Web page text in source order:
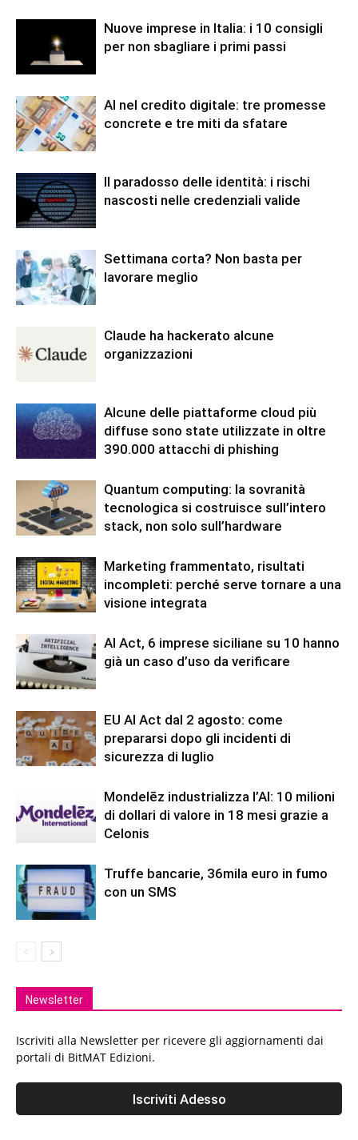
Nuove imprese in Italia: i 10 consigli
per non sbagliare i primi passi
AI nel credito digitale: tre promesse
concrete e tre miti da sfatare
Il paradosso delle identità: i rischi
nascosti nelle credenziali valide
Settimana corta? Non basta per
lavorare meglio
Claude ha hackerato alcune
organizzazioni
Alcune delle piattaforme cloud più
diffuse sono state utilizzate in oltre
390.000 attacchi di phishing
Quantum computing: la sovranità
tecnologica si costruisce sull’intero
stack, non solo sull’hardware
Marketing frammentato, risultati
incompleti: perché serve tornare a una
visione integrata
AI Act, 6 imprese siciliane su 10 hanno
già un caso d’uso da verificare
EU AI Act dal 2 agosto: come
prepararsi dopo gli incidenti di
sicurezza di luglio
Mondelēz industrializza l’AI: 10 milioni
di dollari di valore in 18 mesi grazie a
Celonis
Truffe bancarie, 36mila euro in fumo
con un SMS
Newsletter
Iscriviti alla Newsletter per ricevere gli aggiornamenti dai
portali di BitMAT Edizioni.